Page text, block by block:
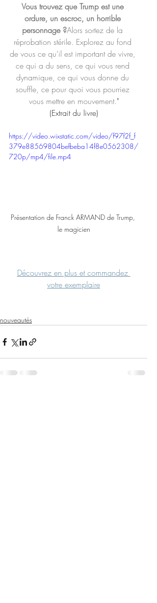
Vous trouvez que Trump est une
ordure, un escroc, un horrible
personnage ?Alors sortez de la
réprobation stérile. Explorez au fond
de vous ce qu’il est important de vivre,
ce qui a du sens, ce qui vous rend
dynamique, ce qui vous donne du
souffle, ce pour quoi vous pourriez
vous mettre en mouvement."
(Extrait du livre)
https://video.wixstatic.com/video/f97f2f_f
379e88569804befbeba14f8e0562308/
720p/mp4/file.mp4
Présentation de Franck ARMAND de Trump,
le magicien
Découvrez en plus et commandez
votre exemplaire
nouveautés